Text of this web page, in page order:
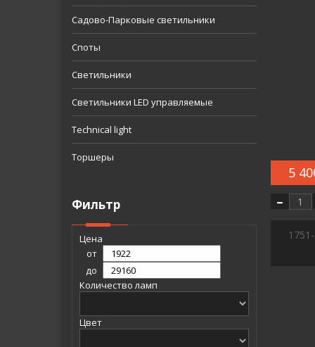
Садово-Парковые светильники
Споты
Светильники
Светильники LED управляемые
Technical light
Торшеры
Фильтр
Цена
от
до
Количество ламп
Цвет
5